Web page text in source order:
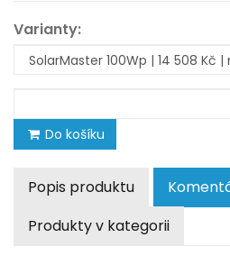
Varianty:
Do košíku
Popis produktu
Produkty v kategorii